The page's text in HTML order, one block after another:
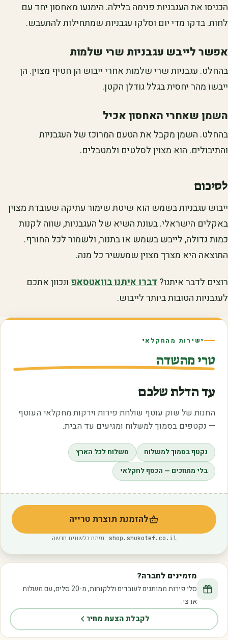
הכניסו את העגבניות פנימה בלילה. הימנעו מאחסון יחד עם
לחות. בדקו מדי יום וסלקו עגבניות שמתחילות להתעבש.
אפשר לייבש עגבניות שרי שלמות
בהחלט. עגבניות שרי שלמות אחרי ייבוש הן חטיף מצוין. הן
ייבשו מהר יחסית בגלל גודלן הקטן.
השמן שאחרי האחסון אכיל
בהחלט. השמן מקבל את הטעם המרוכז של העגבניות
והתיבולים. הוא מצוין לסלטים ולמטבלים.
לסיכום
ייבוש עגבניות בשמש הוא שיטת שימור עתיקה שעובדת מצוין
באקלים הישראלי. בעונת השיא של העגבניות, שווה לקנות
כמות גדולה, לייבש בשמש או בתנור, ולשמור לכל החורף.
התוצאה היא מצרך מצוין שמעשיר כל מנה.
רוצים לדבר איתנו?דברו איתנו בוואטסאפונכוון אתכם
לעגבניות הטובות ביותר לייבוש.
ישירות מהחקלאי
טרי מהשדה
עד הדלת שלכם
החנות של שוק עוטף שולחת פירות וירקות מחקלאי העוטף
— נקטפים בסמוך למשלוח ומגיעים עד הבית.
נקטף בסמוך למשלוח
משלוח לכל הארץ
בלי מתווכים — הכסף לחקלאי
להזמנת תוצרת טרייה
(נפתח בלשונית חדשה)
shop.shukotef.co.il · נפתח בלשונית חדשה
מזמינים לחברה?
סלי פירות ממותגים לעובדים וללקוחות, מ-20 סלים, עם משלוח
ארצי.
לקבלת הצעת מחיר